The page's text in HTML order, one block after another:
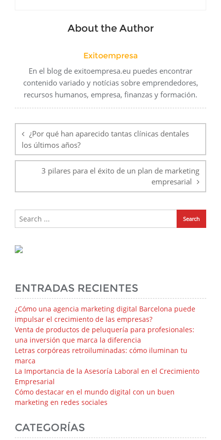
About the Author
Exitoempresa
En el blog de exitoempresa.eu puedes encontrar
contenido variado y notícias sobre emprendedores,
recursos humanos, empresa, finanzas y formación.
Navegación
de
entradas
¿Por qué han aparecido tantas clínicas dentales
los últimos años?
3 pilares para el éxito de un plan de marketing
empresarial
ENTRADAS RECIENTES
¿Cómo una agencia marketing digital Barcelona puede
impulsar el crecimiento de las empresas?
Venta de productos de peluquería para profesionales:
una inversión que marca la diferencia
Letras corpóreas retroiluminadas: cómo iluminan tu
marca
La Importancia de la Asesoría Laboral en el Crecimiento
Empresarial
Cómo destacar en el mundo digital con un buen
marketing en redes sociales
CATEGORÍAS